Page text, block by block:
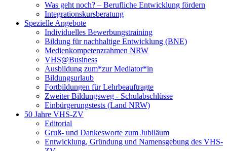
Was geht noch? – Berufliche Entwicklung fördern
Integrationskursberatung
Spezielle Angebote
Individuelles Bewerbungstraining
Bildung für nachhaltige Entwicklung (BNE)
Medienkompetenzrahmen NRW
VHS@Business
Ausbildung zum*zur Mediator*in
Bildungsurlaub
Fortbildungen für Lehrbeauftragte
Zweiter Bildungsweg - Schulabschlüsse
Einbürgerungstests (Land NRW)
50 Jahre VHS-ZV
Editorial
Gruß- und Dankesworte zum Jubiläum
Entwicklung, Gründung und Namensgebung des VHS-